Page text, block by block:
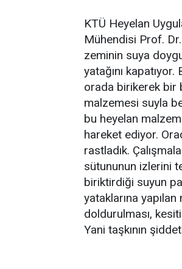
KTÜ Heyelan
Mühendisi Prof. Dr.
zeminin suya
yatağını
orada birikerek bir
malzemesi suyla
bu heyelan
hareket ediyor.
rastladık.
sütununun izlerini
biriktirdiği suyun
yataklarına
doldurulması,
Yani taşkının